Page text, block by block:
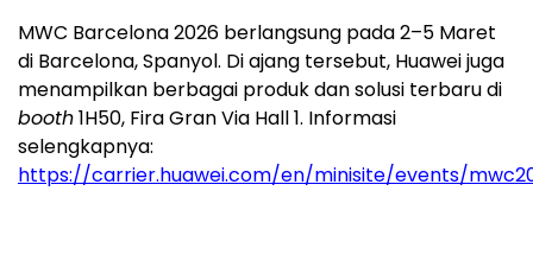
MWC Barcelona 2026 berlangsung pada 2–5 Maret
di Barcelona, Spanyol. Di ajang tersebut, Huawei juga
menampilkan berbagai produk dan solusi terbaru di
booth1H50, Fira Gran Via Hall 1. Informasi
selengkapnya:
https://carrier.huawei.com/en/minisite/events/